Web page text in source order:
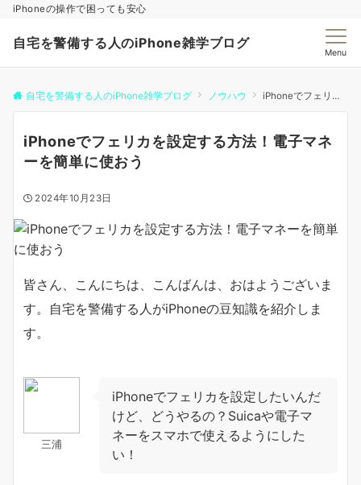
iPhoneの操作で困っても安心
自宅を警備する人のiPhone雑学ブログ
Menu
自宅を警備する人のiPhone雑学ブログ ノウハウ iPhoneでフェリカを設定する方法！電子マネーを簡単に使おう
iPhoneでフェリカを設定する方法！電子マネ
ーを簡単に使おう
2024年10月23日
皆さん、こんにちは、こんばんは、おはようございま
す。自宅を警備する人がiPhoneの豆知識を紹介しま
す。
三浦
iPhoneでフェリカを設定したいんだ
けど、どうやるの？Suicaや電子マ
ネーをスマホで使えるようにした
い！